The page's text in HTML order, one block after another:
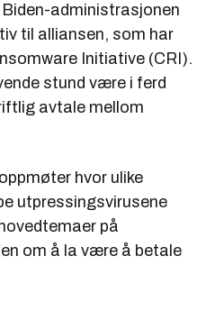
administrasjonen
til alliansen, som har
Initiative (CRI).
stund være i ferd
avtale mellom
hvor ulike
utpressingsvirusene
på
om å la være å betale